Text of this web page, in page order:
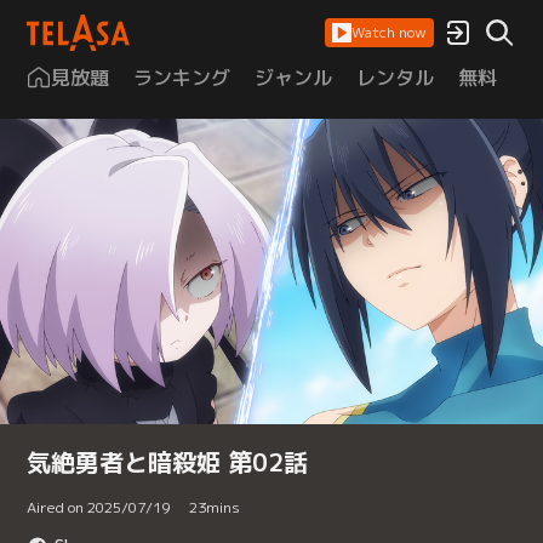
Watch now
見放題 ランキング ジャンル レンタル 無料
気絶勇者と暗殺姫 第02話
Aired on 2025/07/19 23mins